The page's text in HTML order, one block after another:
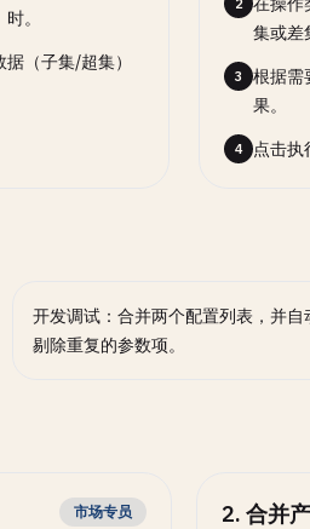
。
（子集/超集）
2
集或差
3
根据需
果。
4 点击执
开发调试：合并两个配置列表，并自
剔除重复的参数项。
市场专员 2. 合并